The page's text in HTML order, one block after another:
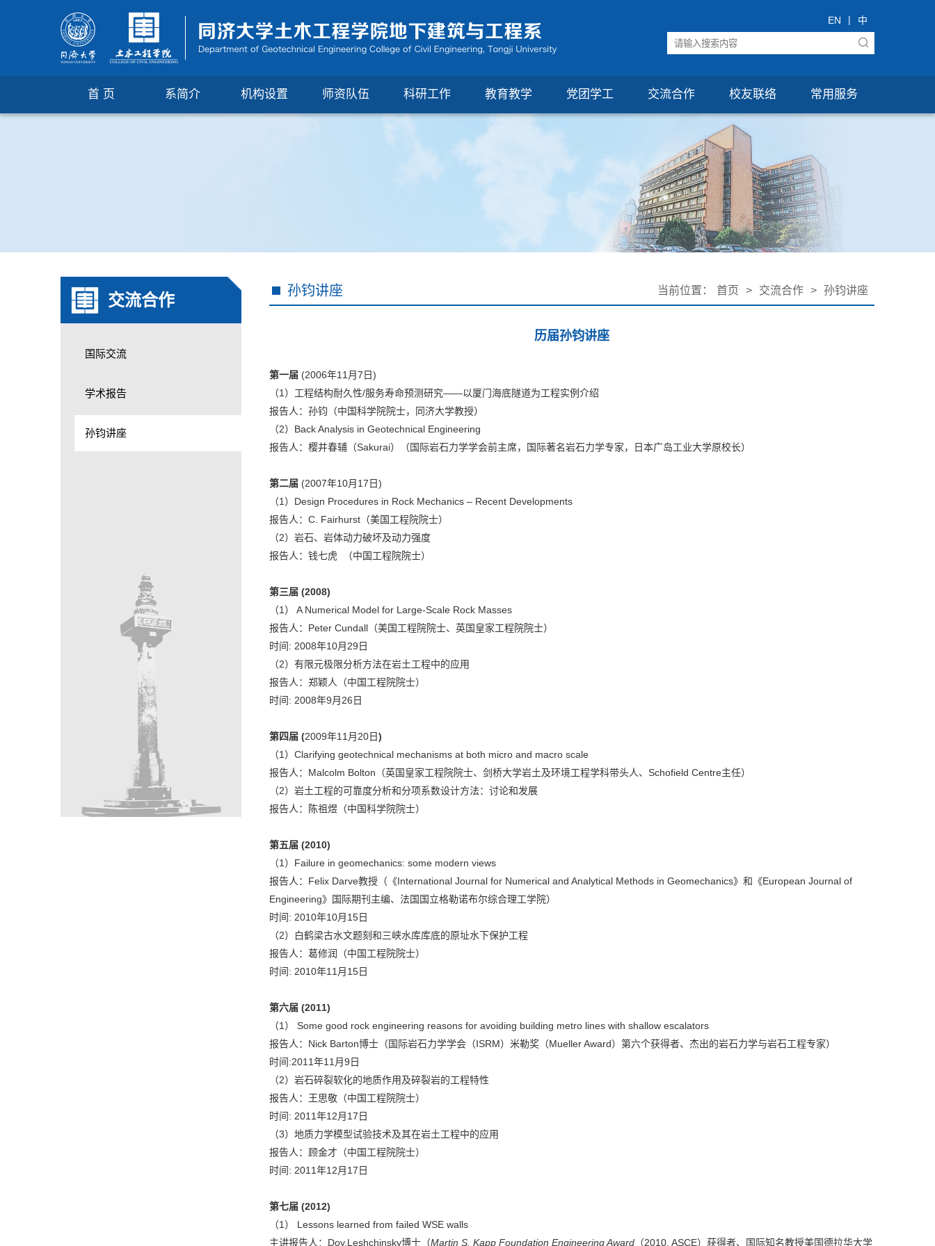
EN | 中
首 页 系简介 机构设置 师资队伍 科研工作 教育教学 党团学工 交流合作 校友联络 常用服务
交流合作
国际交流
学术报告
孙钧讲座
孙钧讲座 当前位置： 首页 > 交流合作 > 孙钧讲座
历届孙钧讲座
第一届 (2006年11月7日)
（1）工程结构耐久性/服务寿命预测研究——以厦门海底隧道为工程实例介绍
报告人：孙钧（中国科学院院士，同济大学教授）
（2）Back Analysis in Geotechnical Engineering
报告人：樱井春辅（Sakurai）（国际岩石力学学会前主席，国际著名岩石力学专家，日本广岛工业大学原校长）
第二届 (2007年10月17日)
（1）Design Procedures in Rock Mechanics – Recent Developments
报告人：C. Fairhurst（美国工程院院士）
（2）岩石、岩体动力破坏及动力强度
报告人：钱七虎 （中国工程院院士）
第三届 (2008)
（1） A Numerical Model for Large-Scale Rock Masses
报告人：Peter Cundall（美国工程院院士、英国皇家工程院院士）
时间: 2008年10月29日
（2）有限元极限分析方法在岩土工程中的应用
报告人：郑颖人（中国工程院院士）
时间: 2008年9月26日
第四届 (2009年11月20日)
（1）Clarifying geotechnical mechanisms at both micro and macro scale
报告人：Malcolm Bolton（英国皇家工程院院士、剑桥大学岩土及环境工程学科带头人、Schofield Centre主任）
（2）岩土工程的可靠度分析和分项系数设计方法：讨论和发展
报告人：陈祖煜（中国科学院院士）
第五届 (2010)
（1）Failure in geomechanics: some modern views
报告人：Felix Darve教授（《International Journal for Numerical and Analytical Methods in Geomechanics》和《European Journal of
Engineering》国际期刊主编、法国国立格勒诺布尔综合理工学院）
时间: 2010年10月15日
（2）白鹤梁古水文题刻和三峡水库库底的原址水下保护工程
报告人：葛修润（中国工程院院士）
时间: 2010年11月15日
第六届 (2011)
（1） Some good rock engineering reasons for avoiding building metro lines with shallow escalators
报告人：Nick Barton博士（国际岩石力学学会（ISRM）米勒奖（Mueller Award）第六个获得者、杰出的岩石力学与岩石工程专家）
时间:2011年11月9日
（2）岩石碎裂软化的地质作用及碎裂岩的工程特性
报告人：王思敬（中国工程院院士）
时间: 2011年12月17日
（3）地质力学模型试验技术及其在岩土工程中的应用
报告人：顾金才（中国工程院院士）
时间: 2011年12月17日
第七届 (2012)
（1） Lessons learned from failed WSE walls
主讲报告人：Dov.Leshchinsky博士（Martin S. Kapp Foundation Engineering Award （2010, ASCE）获得者、国际知名教授美国德拉华大学